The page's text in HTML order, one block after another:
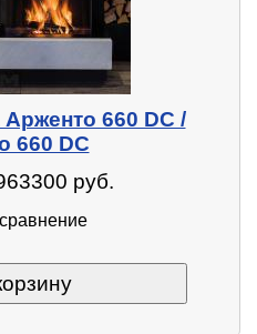
660 DC /
660 DC
руб.